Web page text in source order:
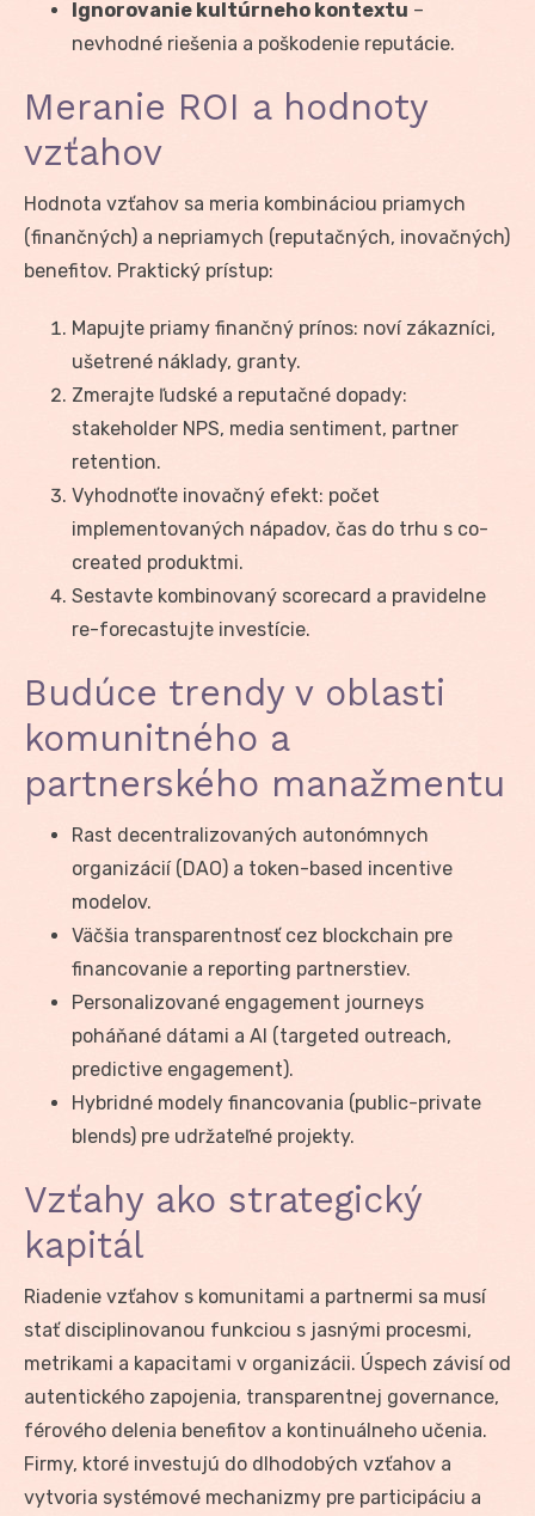
Ignorovanie kultúrneho kontextu –
nevhodné riešenia a poškodenie reputácie.
Meranie ROI a hodnoty
vzťahov
Hodnota vzťahov sa meria kombináciou priamych
(finančných) a nepriamych (reputačných, inovačných)
benefitov. Praktický prístup:
Mapujte priamy finančný prínos: noví zákazníci,
ušetrené náklady, granty.
Zmerajte ľudské a reputačné dopady:
stakeholder NPS, media sentiment, partner
retention.
Vyhodnoťte inovačný efekt: počet
implementovaných nápadov, čas do trhu s co-
created produktmi.
Sestavte kombinovaný scorecard a pravidelne
re-forecastujte investície.
Budúce trendy v oblasti
komunitného a
partnerského manažmentu
Rast decentralizovaných autonómnych
organizácií (DAO) a token-based incentive
modelov.
Väčšia transparentnosť cez blockchain pre
financovanie a reporting partnerstiev.
Personalizované engagement journeys
poháňané dátami a AI (targeted outreach,
predictive engagement).
Hybridné modely financovania (public-private
blends) pre udržateľné projekty.
Vzťahy ako strategický
kapitál
Riadenie vzťahov s komunitami a partnermi sa musí
stať disciplinovanou funkciou s jasnými procesmi,
metrikami a kapacitami v organizácii. Úspech závisí od
autentického zapojenia, transparentnej governance,
férového delenia benefitov a kontinuálneho učenia.
Firmy, ktoré investujú do dlhodobých vzťahov a
vytvoria systémové mechanizmy pre participáciu a